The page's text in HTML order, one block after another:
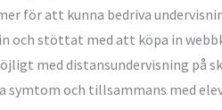
för att kunna bedriva
och stöttat med att köpa in
med distansundervisning på
och tillsammans med